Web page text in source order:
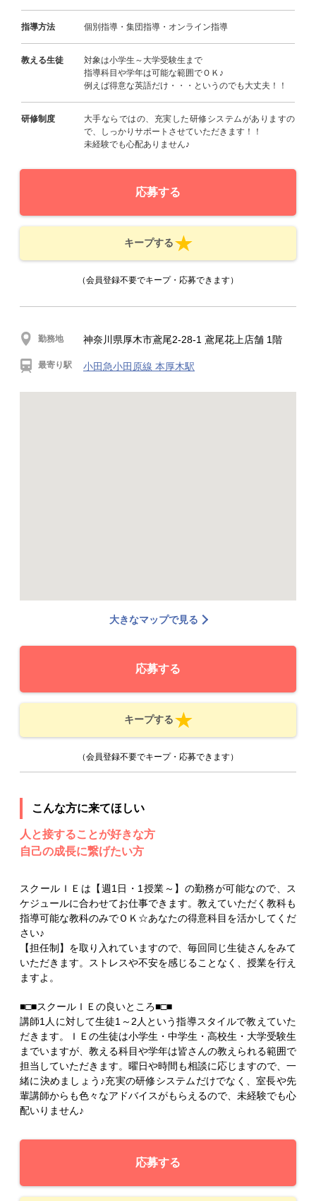
指導方法 個別指導・集団指導・オンライン指導
教える生徒
対象は小学生～大学受験生まで
指導科目や学年は可能な範囲でＯＫ♪
例えば得意な英語だけ・・・というのでも大丈夫！！
研修制度
大手ならではの、充実した研修システムがありますの
で、しっかりサポートさせていただきます！！
未経験でも心配ありません♪
応募する
キープする
（会員登録不要でキープ・応募できます）
勤務地 神奈川県厚木市鳶尾2-28-1 鳶尾花上店舗 1階
最寄り駅 小田急小田原線 本厚木駅
大きなマップで見る
応募する
キープする
（会員登録不要でキープ・応募できます）
こんな方に来てほしい
人と接することが好きな方
自己の成長に繋げたい方
スクールＩＥは【週1日・1授業～】の勤務が可能なので、ス
ケジュールに合わせてお仕事できます。教えていただく教科も
指導可能な教科のみでＯＫ☆あなたの得意科目を活かしてくだ
さい♪
【担任制】を取り入れていますので、毎回同じ生徒さんをみて
いただきます。ストレスや不安を感じることなく、授業を行え
ますよ。
■□■スクールＩＥの良いところ■□■
講師1人に対して生徒1～2人という指導スタイルで教えていた
だきます。ＩＥの生徒は小学生・中学生・高校生・大学受験生
までいますが、教える科目や学年は皆さんの教えられる範囲で
担当していただきます。曜日や時間も相談に応じますので、一
緒に決めましょう♪充実の研修システムだけでなく、室長や先
輩講師からも色々なアドバイスがもらえるので、未経験でも心
配いりません♪
応募する